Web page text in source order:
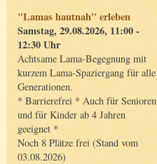
"Lamas hautnah" erleben
Samstag, 29.08.2026, 11:00 -
12:30 Uhr
Achtsame Lama-Begegnung mit
kurzem Lama-Spaziergang für alle
Generationen.
* Barrierefrei * Auch für Senioren
und für Kinder ab 4 Jahren
geeignet *
Noch 8 Plätze frei (Stand vom
03.08.2026)